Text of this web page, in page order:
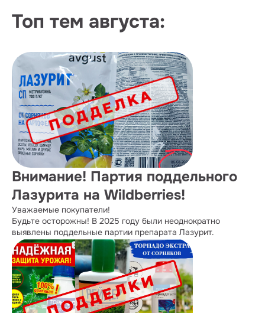
Топ тем августа:
Внимание! Партия поддельного
Лазурита на Wildberries!
Уважаемые покупатели!
Будьте осторожны! В 2025 году были неоднократно
выявлены поддельные партии препарата Лазурит.